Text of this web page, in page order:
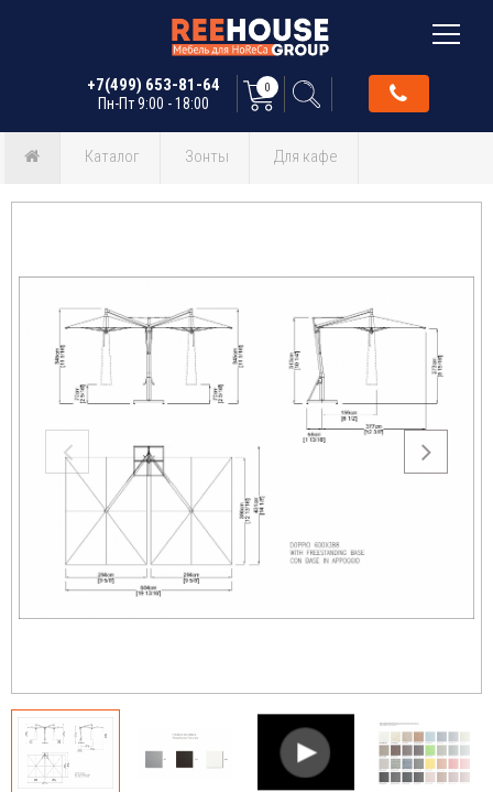
+7(499) 653-81-64
Пн-Пт 9:00 - 18:00
0
Каталог Зонты Для кафе